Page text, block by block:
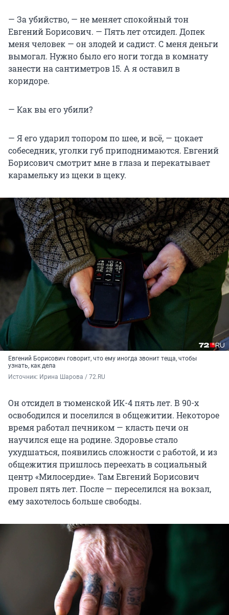
— За убийство, — не меняет спокойный тон
Евгений Борисович. — Пять лет отсидел. Допек
меня человек — он злодей и садист. С меня деньги
вымогал. Нужно было его ноги тогда в комнату
занести на сантиметров 15. А я оставил в
коридоре.
— Как вы его убили?
— Я его ударил топором по шее, и всё, — цокает
собеседник, уголки губ приподнимаются. Евгений
Борисович смотрит мне в глаза и перекатывает
карамельку из щеки в щеку.
Евгений Борисович говорит, что ему иногда звонит теща, чтобы
узнать, как дела
Источник: Ирина Шарова / 72.RU
Он отсидел в тюменской ИК-4 пять лет. В 90-х
освободился и поселился в общежитии. Некоторое
время работал печником — класть печи он
научился еще на родине. Здоровье стало
ухудшаться, появились сложности с работой, и из
общежития пришлось переехать в социальный
центр «Милосердие». Там Евгений Борисович
провел пять лет. После — переселился на вокзал,
ему захотелось больше свободы.